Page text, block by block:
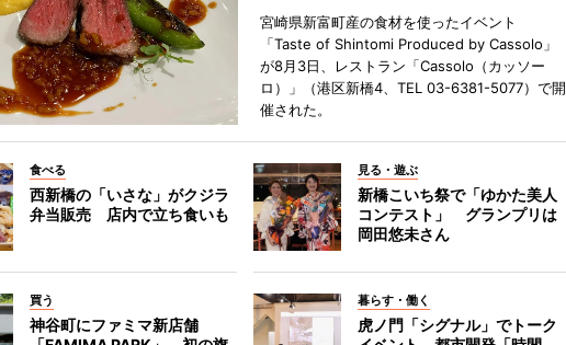
宮崎県新富町産の食材を使ったイベント
「Taste of Shintomi Produced by Cassolo」
が8月3日、レストラン「Cassolo（カッソー
ロ）」（港区新橋4、TEL 03-6381-5077）で開
催された。
食べる
西新橋の「いさな」がクジラ
弁当販売 店内で立ち食いも
見る・遊ぶ
新橋こいち祭で「ゆかた美人
コンテスト」 グランプリは
岡田悠未さん
買う
神谷町にファミマ新店舗
暮らす・働く
虎ノ門「シグナル」でトーク